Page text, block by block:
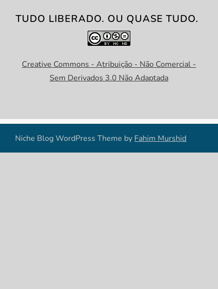
TUDO LIBERADO. OU QUASE TUDO.
Creative Commons - Atribuição - Não Comercial -
Sem Derivados 3.0 Não Adaptada
Niche Blog WordPress Theme byFahim Murshid